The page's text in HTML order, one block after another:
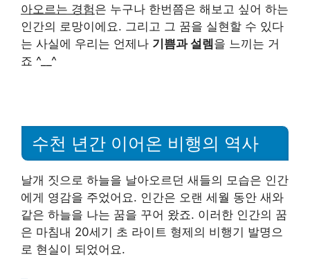
아오르는 경험은 누구나 한번쯤은 해보고 싶어 하는
인간의 로망이에요. 그리고 그 꿈을 실현할 수 있다
는 사실에 우리는 언제나 기쁨과 설렘 을 느끼는 거
죠 ^__^
수천 년간 이어온 비행의 역사
날개 짓으로 하늘을 날아오르던 새들의 모습은 인간
에게 영감을 주었어요. 인간은 오랜 세월 동안 새와
같은 하늘을 나는 꿈을 꾸어 왔죠. 이러한 인간의 꿈
은 마침내 20세기 초 라이트 형제의 비행기 발명으
로 현실이 되었어요.